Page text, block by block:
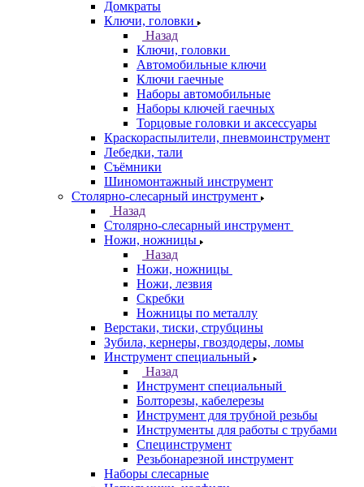
Домкраты
Ключи, головки
Назад
Ключи, головки
Автомобильные ключи
Ключи гаечные
Наборы автомобильные
Наборы ключей гаечных
Торцовые головки и аксессуары
Краскораспылители, пневмоинструмент
Лебедки, тали
Съёмники
Шиномонтажный инструмент
Столярно-слесарный инструмент
Назад
Столярно-слесарный инструмент
Ножи, ножницы
Назад
Ножи, ножницы
Ножи, лезвия
Скребки
Ножницы по металлу
Верстаки, тиски, струбцины
Зубила, кернеры, гвоздодеры, ломы
Инструмент специальный
Назад
Инструмент специальный
Болторезы, кабелерезы
Инструмент для трубной резьбы
Инструменты для работы с трубами
Специнструмент
Резьбонарезной инструмент
Наборы слесарные